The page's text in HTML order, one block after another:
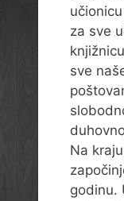
za sve
sve
Na
godinu.